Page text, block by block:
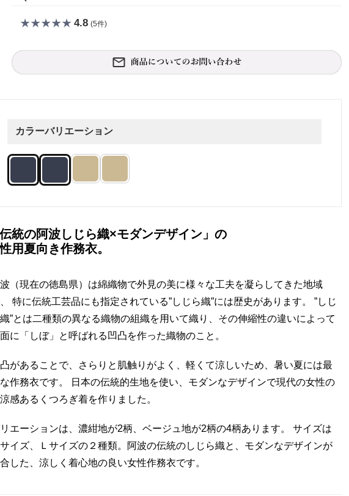
4.8 (5件)
カラーバリエーション
伝統の阿波しじら織×モダンデザイン」の
用夏向き作務衣。
（現在の徳島県）は綿織物で外見の美に様々な工夫を凝らしてきた地域
特に伝統工芸品にも指定されている”しじら織”には歴史があります。 ”しじ
”とは二種類の異なる織物の組織を用いて織り、その伸縮性の違いによって
に「しぼ」と呼ばれる凹凸を作った織物のこと。
があることで、さらりと肌触りがよく、軽くて涼しいため、暑い夏には最
作務衣です。 日本の伝統的生地を使い、モダンなデザインで現代の女性の
感あるくつろぎ着を作りました。
エーションは、濃紺地が2柄、ベージュ地が2柄の4柄あります。 サイズは
イズ、Ｌサイズの２種類。阿波の伝統のしじら織と、モダンなデザインが
した、涼しく着心地の良い女性作務衣です。